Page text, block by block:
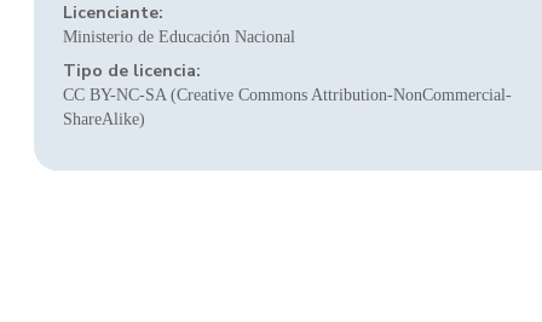
Licenciante:
Ministerio de Educación Nacional
Tipo de licencia:
CC BY-NC-SA (Creative Commons Attribution-NonCommercial-
ShareAlike)